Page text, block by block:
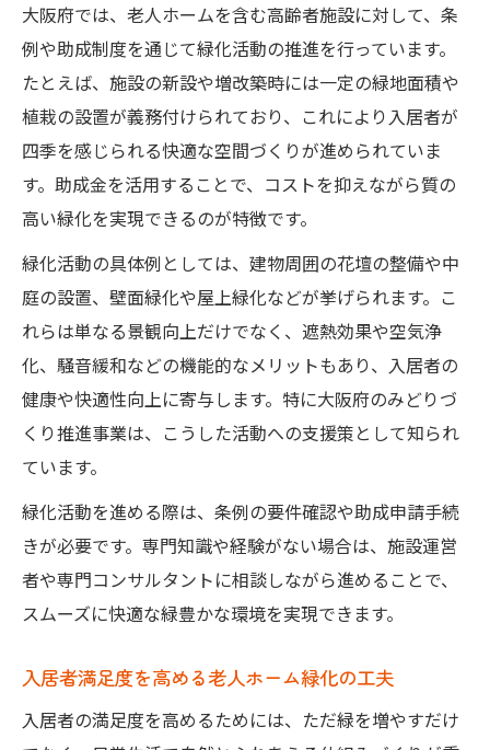
化事例
大阪府の助成と屋上緑化が満足度を高める
理由
老人ホーム紹介で重視する壁面緑化の利点
老人ホームの敷地緑化を進めるための実践ガイ
ド
て方
緑化活動を効果的に進める老人ホーム運営
術
大阪府の緑化補助を活かす実践的な進め方
敷地緑化に強い老人ホーム紹介の活用法
助成制度を活用した緑豊かな環境づくりの流れ
老人ホーム紹介から始める助成制度活用法
大阪府の助成制度で緑化活動をスムーズに
助成制度利用で変わる老人ホーム紹介の視
緑化活動を支える助成申請の流れと注意点
老人ホーム紹介時に重視したい制度活用事
大阪府では、老人ホームを含む高齢者施設に対して、条
例や助成制度を通じて緑化活動の推進を行っています。
たとえば、施設の新設や増改築時には一定の緑地面積や
植栽の設置が義務付けられており、これにより入居者が
四季を感じられる快適な空間づくりが進められていま
す。助成金を活用することで、コストを抑えながら質の
高い緑化を実現できるのが特徴です。
緑化活動の具体例としては、建物周囲の花壇の整備や中
庭の設置、壁面緑化や屋上緑化などが挙げられます。こ
れらは単なる景観向上だけでなく、遮熱効果や空気浄
化、騒音緩和などの機能的なメリットもあり、入居者の
健康や快適性向上に寄与します。特に大阪府のみどりづ
くり推進事業は、こうした活動への支援策として知られ
ています。
緑化活動を進める際は、条例の要件確認や助成申請手続
きが必要です。専門知識や経験がない場合は、施設運営
者や専門コンサルタントに相談しながら進めることで、
スムーズに快適な緑豊かな環境を実現できます。
入居者満足度を高める老人ホーム緑化の工夫
入居者の満足度を高めるためには、ただ緑を増やすだけ